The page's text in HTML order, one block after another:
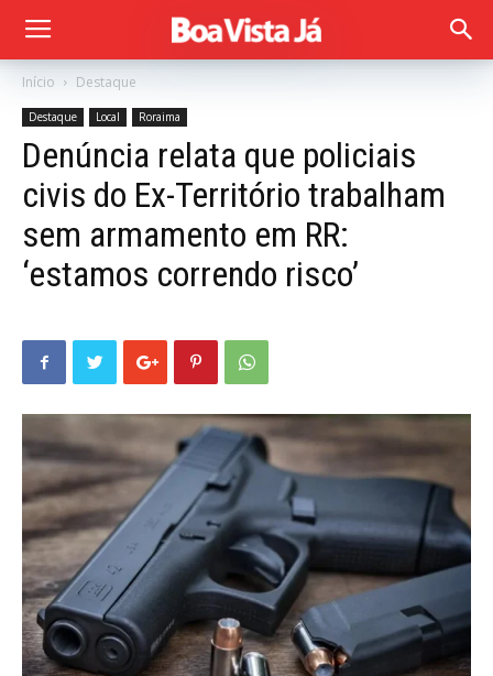
Início Destaque
Destaque Local Roraima
Denúncia relata que policiais
civis do Ex-Território trabalham
sem armamento em RR:
‘estamos correndo risco’